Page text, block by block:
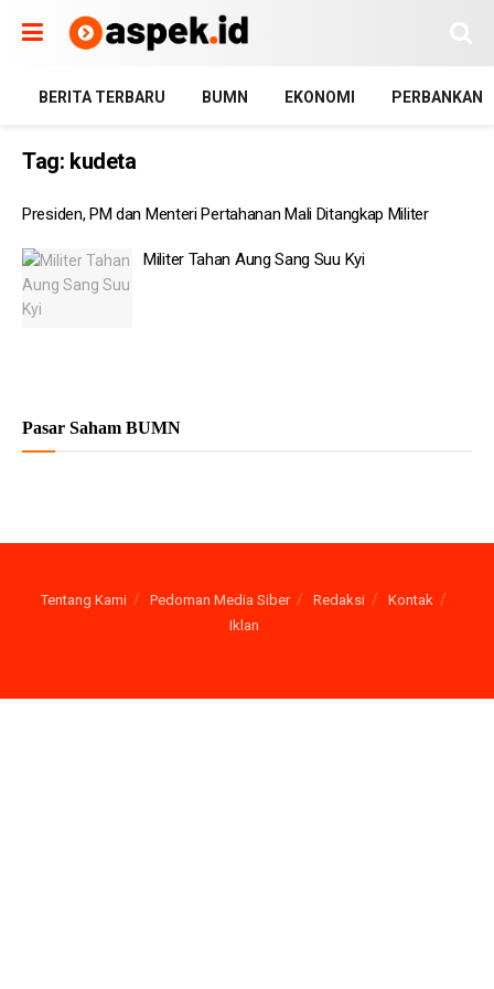
BERITA TERBARU BUMN EKONOMI PERBANKAN
Tag: kudeta
Presiden, PM dan Menteri Pertahanan Mali Ditangkap Militer
Militer Tahan Aung Sang Suu Kyi
Pasar Saham BUMN
Tentang Kami Pedoman Media Siber Redaksi
Kontak
Iklan